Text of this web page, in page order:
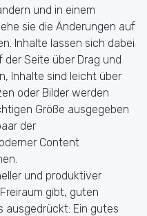
und in einem
sie die Änderungen auf
Inhalte lassen sich dabei
Seite über Drag und
Inhalte sind leicht über
oder Bilder werden
Größe ausgegeben
der
Content
und produktiver
gibt, guten
ausgedrückt: Ein gutes